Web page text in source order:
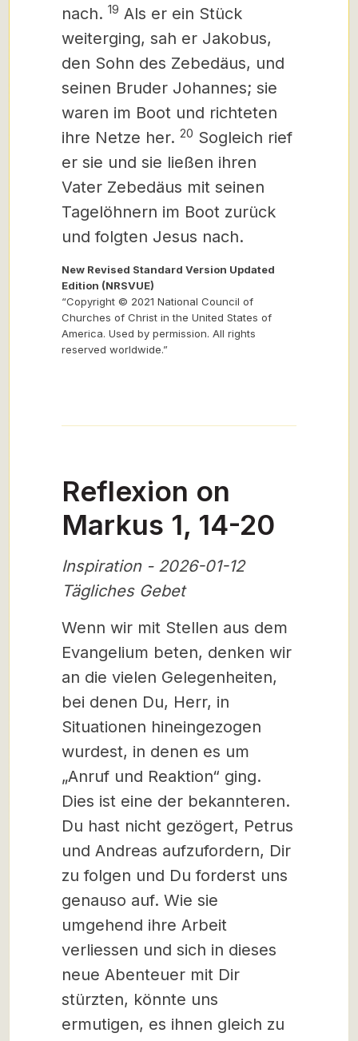
nach. 19 Als er ein Stück
weiterging, sah er Jakobus,
den Sohn des Zebedäus, und
seinen Bruder Johannes; sie
waren im Boot und richteten
ihre Netze her. 20 Sogleich rief
er sie und sie ließen ihren
Vater Zebedäus mit seinen
Tagelöhnern im Boot zurück
und folgten Jesus nach.
New Revised Standard Version Updated
Edition (NRSVUE)
“Copyright © 2021 National Council of
Churches of Christ in the United States of
America. Used by permission. All rights
reserved worldwide.”
Reflexion on
Markus 1, 14-20
Inspiration - 2026-01-12
Tägliches Gebet
Wenn wir mit Stellen aus dem
Evangelium beten, denken wir
an die vielen Gelegenheiten,
bei denen Du, Herr, in
Situationen hineingezogen
wurdest, in denen es um
„Anruf und Reaktion“ ging.
Dies ist eine der bekannteren.
Du hast nicht gezögert, Petrus
und Andreas aufzufordern, Dir
zu folgen und Du forderst uns
genauso auf. Wie sie
umgehend ihre Arbeit
verliessen und sich in dieses
neue Abenteuer mit Dir
stürzten, könnte uns
ermutigen, es ihnen gleich zu